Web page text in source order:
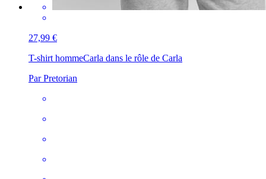
27,99 €
T-shirt hommeCarla dans le rôle de Carla
Par Pretorian